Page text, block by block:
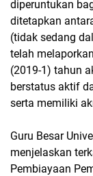
diperuntukan
ditetapkan
(tidak sedang
telah
(2019-1) tahun
berstatus aktif
serta memiliki
Guru Besar
menjelaskan
Pembiayaan